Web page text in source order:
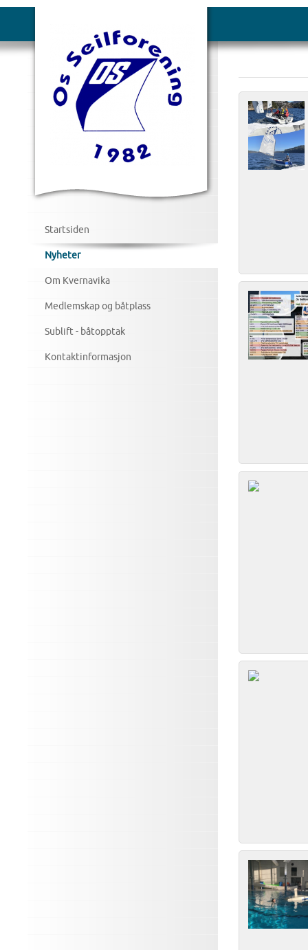
Startsiden
Nyheter
Om Kvernavika
Medlemskap og båtplass
Sublift - båtopptak
Kontaktinformasjon